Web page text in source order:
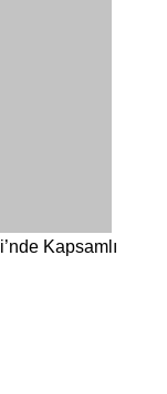
Kapsamlı